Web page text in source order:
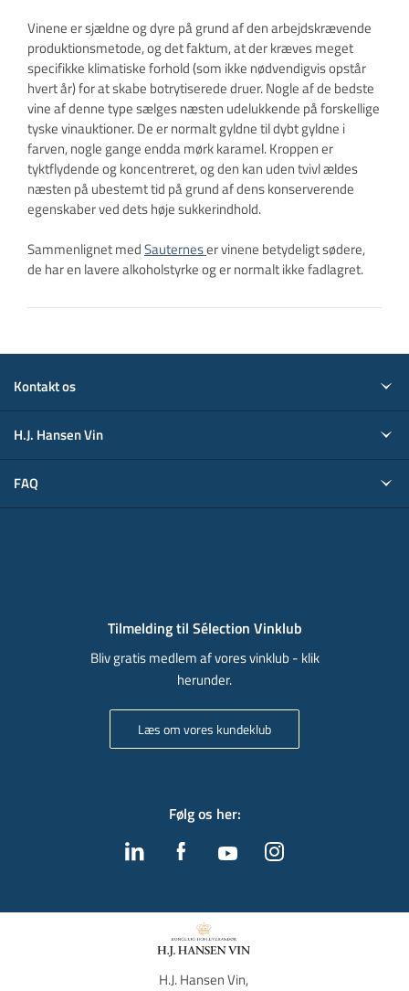
Vinene er sjældne og dyre på grund af den arbejdskrævende
produktionsmetode, og det faktum, at der kræves meget
specifikke klimatiske forhold (som ikke nødvendigvis opstår
hvert år) for at skabe botrytiserede druer. Nogle af de bedste
vine af denne type sælges næsten udelukkende på forskellige
tyske vinauktioner. De er normalt gyldne til dybt gyldne i
farven, nogle gange endda mørk karamel. Kroppen er
tyktflydende og koncentreret, og den kan uden tvivl ældes
næsten på ubestemt tid på grund af dens konserverende
egenskaber ved dets høje sukkerindhold.
Sammenlignet medSauterneser vinene betydeligt sødere,
de har en lavere alkoholstyrke og er normalt ikke fadlagret.
Kontakt os
H.J. Hansen Vin
FAQ
Tilmelding til Sélection Vinklub
Bliv gratis medlem af vores vinklub - klik
herunder.
Læs om vores kundeklub
Følg os her:
H.J. Hansen Vin,